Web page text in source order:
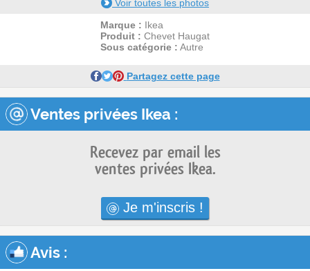
Voir toutes les photos
Marque : Ikea
Produit : Chevet Haugat
Sous catégorie : Autre
Partagez cette page
Ventes privées Ikea :
Recevez par email les
ventes privées Ikea.
Je m'inscris !
Avis :